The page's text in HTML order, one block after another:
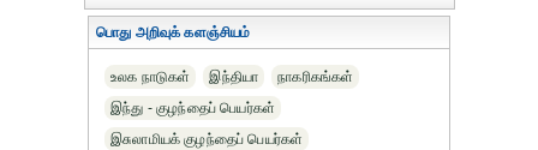
பொது அறிவுக் களஞ்சியம்
உலக நாடுகள் இந்தியா
நாகரிகங்கள்
இந்து - குழந்தைப் பெயர்கள்
இசுலாமியக் குழந்தைப் பெயர்கள்